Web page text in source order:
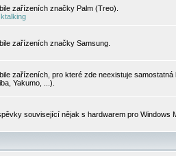
zařízeních značky Palm (Treo).
zařízeních značky Samsung.
zařízeních, pro které zde neexistuje
Yakumo, ...).
související nějak s hardwarem pro Windows